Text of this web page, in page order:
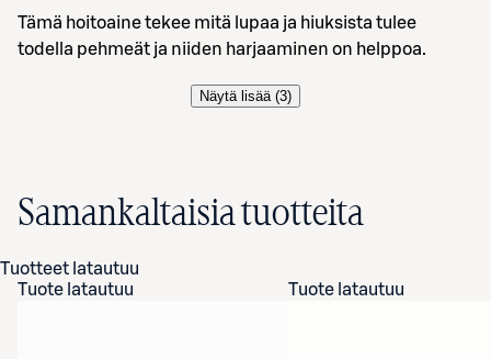
Tämä hoitoaine tekee mitä lupaa ja hiuksista tulee
todella pehmeät ja niiden harjaaminen on helppoa.
Näytä lisää (3)
Samankaltaisia tuotteita
Tuotteet latautuu
Tuote latautuu
Tuote latautuu